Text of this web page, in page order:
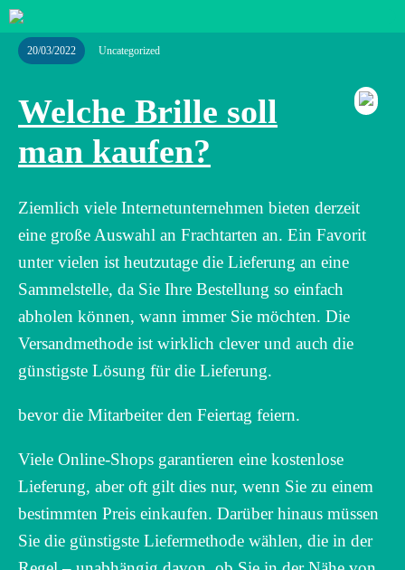
20/03/2022 Uncategorized
Welche Brille soll
man kaufen?
Ziemlich viele Internetunternehmen bieten derzeit
eine große Auswahl an Frachtarten an. Ein Favorit
unter vielen ist heutzutage die Lieferung an eine
Sammelstelle, da Sie Ihre Bestellung so einfach
abholen können, wann immer Sie möchten. Die
Versandmethode ist wirklich clever und auch die
günstigste Lösung für die Lieferung.
bevor die Mitarbeiter den Feiertag feiern.
Viele Online-Shops garantieren eine kostenlose
Lieferung, aber oft gilt dies nur, wenn Sie zu einem
bestimmten Preis einkaufen. Darüber hinaus müssen
Sie die günstigste Liefermethode wählen, die in der